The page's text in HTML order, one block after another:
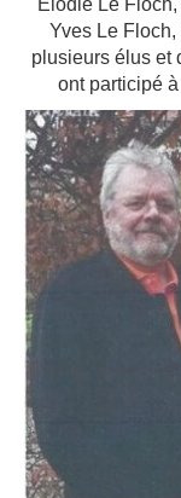
Élodie Le
Yves Le
plusieurs élus et
ont participé